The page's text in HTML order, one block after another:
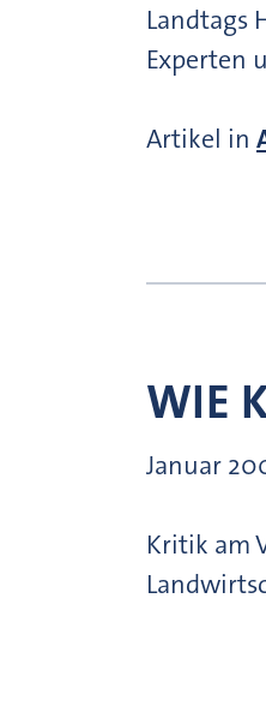
Landtags
Experten
Artikel in
WIE
Januar
Kritik am